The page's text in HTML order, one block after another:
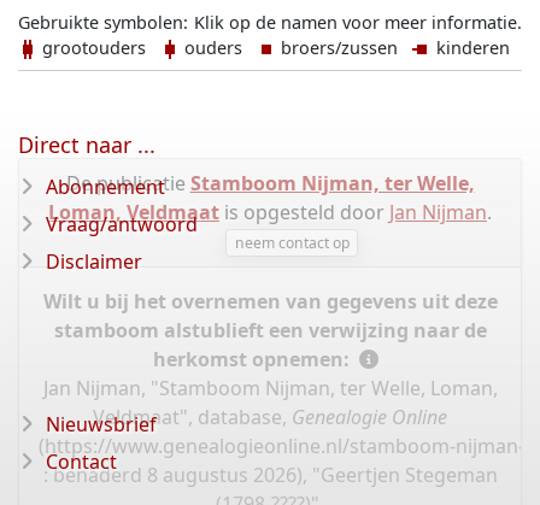
Klik op de namen voor meer informatie.
Gebruikte symbolen:
grootouders
ouders broers/zussen kinderen
De publicatie Stamboom Nijman, ter Welle,
Loman, Veldmaat is opgesteld door Jan Nijman.
neem contact op
Wilt u bij het overnemen van gegevens uit deze
stamboom alstublieft een verwijzing naar de
herkomst opnemen:
Jan Nijman, "Stamboom Nijman, ter Welle, Loman,
Veldmaat", database, Genealogie Online
(https://www.genealogieonline.nl/stamboom-nijman-
: benaderd 8 augustus 2026), "Geertjen Stegeman
Direct naar ...
Abonnement
Vraag/antwoord
Disclaimer
Nieuwsbrief
Contact